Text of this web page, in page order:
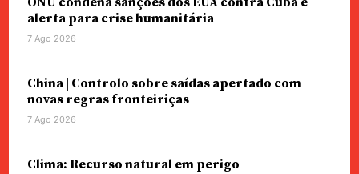
alerta para crise humanitária
7 Ago 2026
China | Controlo sobre saídas apertado com
novas regras fronteiriças
7 Ago 2026
Clima: Recurso natural em perigo